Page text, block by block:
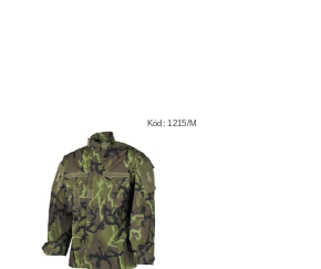
Kód:1215/M